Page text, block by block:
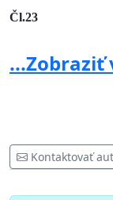
Čl.23
Nariadenia
porušujú hneď
Slovenskej
...Zobraziť
Kontaktovať